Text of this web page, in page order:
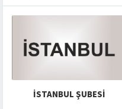
İSTANBUL ŞUBESI